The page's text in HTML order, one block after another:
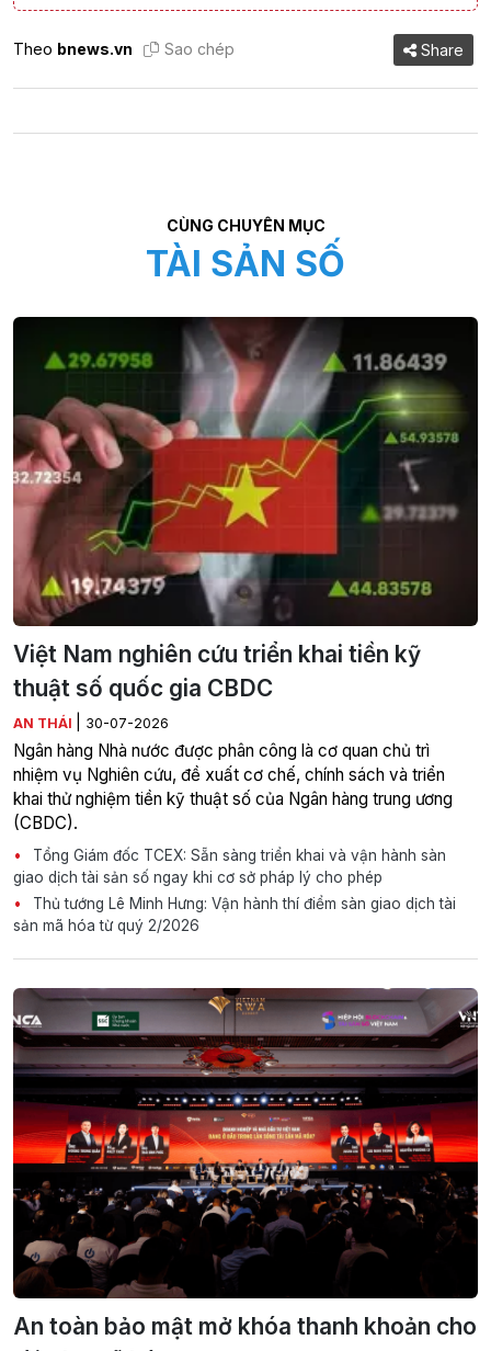
Theo bnews.vn Sao chép Share
CÙNG CHUYÊN MỤC
TÀI SẢN SỐ
Việt Nam nghiên cứu triển khai tiền kỹ
thuật số quốc gia CBDC
AN THÁI 30-07-2026
Ngân hàng Nhà nước được phân công là cơ quan chủ trì
nhiệm vụ Nghiên cứu, đề xuất cơ chế, chính sách và triển
khai thử nghiệm tiền kỹ thuật số của Ngân hàng trung ương
(CBDC).
Tổng Giám đốc TCEX: Sẵn sàng triển khai và vận hành sàn
giao dịch tài sản số ngay khi cơ sở pháp lý cho phép
Thủ tướng Lê Minh Hưng: Vận hành thí điểm sàn giao dịch tài
sản mã hóa từ quý 2/2026